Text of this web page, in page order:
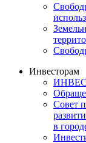
Инвесторам
Совет
в